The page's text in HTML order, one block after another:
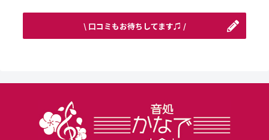
\ 口コミもお待ちしてます♫ /